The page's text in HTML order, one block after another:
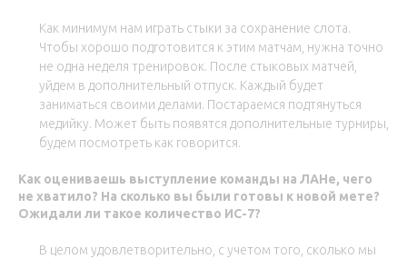
Как минимум нам играть стыки за сохранение слота.
Чтобы хорошо подготовится к этим матчам, нужна точно
не одна неделя тренировок. После стыковых матчей,
уйдем в дополнительный отпуск. Каждый будет
заниматься своими делами. Постараемся подтянуться
медийку. Может быть появятся дополнительные турниры,
будем посмотреть как говорится.
Как оцениваешь выступление команды на ЛАНе, чего
не хватило? На сколько вы были готовы к новой мете?
Ожидали ли такое количество ИС-7?
В целом удовлетворительно, с учетом того, сколько мы